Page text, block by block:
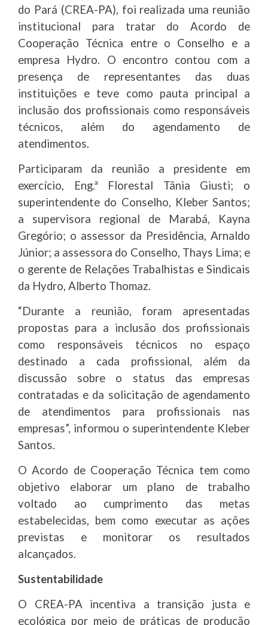
do Pará (CREA-PA), foi realizada uma reunião
institucional para tratar do Acordo de
Cooperação Técnica entre o Conselho e a
empresa Hydro. O encontro contou com a
presença de representantes das duas
instituições e teve como pauta principal a
inclusão dos profissionais como responsáveis
técnicos, além do agendamento de
atendimentos.
Participaram da reunião a presidente em
exercício, Eng.ª Florestal Tânia Giusti; o
superintendente do Conselho, Kleber Santos;
a supervisora regional de Marabá, Kayna
Gregório; o assessor da Presidência, Arnaldo
Júnior; a assessora do Conselho, Thays Lima; e
o gerente de Relações Trabalhistas e Sindicais
da Hydro, Alberto Thomaz.
“Durante a reunião, foram apresentadas
propostas para a inclusão dos profissionais
como responsáveis técnicos no espaço
destinado a cada profissional, além da
discussão sobre o status das empresas
contratadas e da solicitação de agendamento
de atendimentos para profissionais nas
empresas”, informou o superintendente Kleber
Santos.
O Acordo de Cooperação Técnica tem como
objetivo elaborar um plano de trabalho
voltado ao cumprimento das metas
estabelecidas, bem como executar as ações
previstas e monitorar os resultados
alcançados.
Sustentabilidade
O CREA-PA incentiva a transição justa e
ecológica por meio de práticas de produção